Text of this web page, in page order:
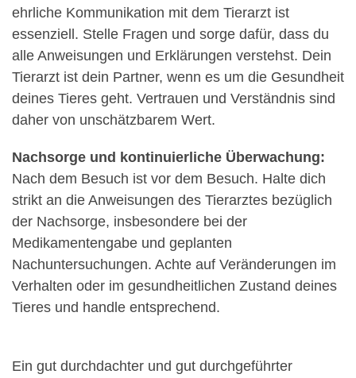
ehrliche Kommunikation mit dem Tierarzt ist
essenziell. Stelle Fragen und sorge dafür, dass du
alle Anweisungen und Erklärungen verstehst. Dein
Tierarzt ist dein Partner, wenn es um die Gesundheit
deines Tieres geht. Vertrauen und Verständnis sind
daher von unschätzbarem Wert.
Nachsorge und kontinuierliche Überwachung:
Nach dem Besuch ist vor dem Besuch. Halte dich
strikt an die Anweisungen des Tierarztes bezüglich
der Nachsorge, insbesondere bei der
Medikamentengabe und geplanten
Nachuntersuchungen. Achte auf Veränderungen im
Verhalten oder im gesundheitlichen Zustand deines
Tieres und handle entsprechend.
Ein gut durchdachter und gut durchgeführter